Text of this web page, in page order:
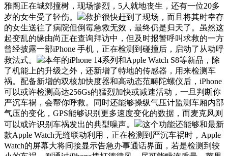
雅阁正在城郊撞树，现场惨烈，5人就地丧生，还有一位20多
岁的女生受了轻伤。
救护很快赶到了现场，而且将其时幸存
的女生送往了病院但倒霉急救无效，最终仍是归天了。虽然这
起变乱的缘由尚正在查询拜访中，但及时报警呼叫求救的一方
曾经披露一部iPhone 手机，正在检测到碰撞后，启动了从动呼
救法式。
本年的iPhone 14系列和Apple Watch S8等新品，除
了机能上的升级之外，还新增了特地的传感器，用来检测车
祸。配备新增的双核加快度器和高动态范畴陀螺仪后，iPhone
可以或许检测高达256Gs的猛烈加快或减速活动，一旦判断你
严沉车祸，会帮你呼救。同时还能够操纵气压计监测车厢内部
气压的变化，GPS能够识别更多速度变化的数据，而麦克风则
可以或许识别车祸发出的典型噪声。
这个功能还能够和最新
款Apple Watch无缝联动利用，正在检测到严沉车祸时，Apple
Watch的屏幕大将间接显示告急办事通话界面，若是检测到较